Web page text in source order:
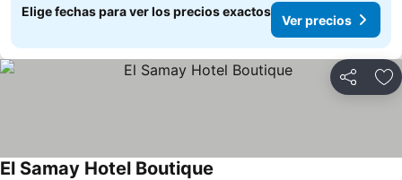
Elige fechas para ver los precios exactos
Ver precios
Compartir
El Samay Hotel Boutique